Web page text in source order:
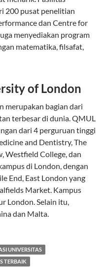
200 pusat penelitian
dan Centre for
menyediakan program
matematika, filsafat,
of London
merupakan bagian dari
terbesar di dunia. QMUL
dari 4 perguruan tinggi
and Dentistry, The
Westfield College, dan
di London, dengan
End, East London yang
Market. Kampus
London. Selain itu,
dan Malta.
UNIVERSITAS
TERBAIK